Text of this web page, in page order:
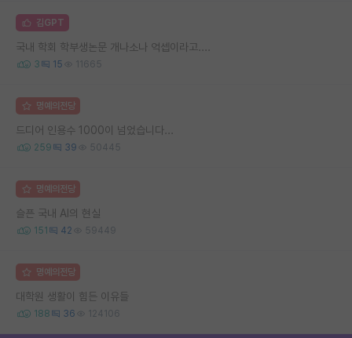
김GPT
국내 학회 학부생논문 개나소나 억셉이라고....
3 15 11665
명예의전당
드디어 인용수 1000이 넘었습니다...
259 39 50445
명예의전당
슬픈 국내 AI의 현실
151 42 59449
명예의전당
대학원 생활이 힘든 이유들
188 36 124106